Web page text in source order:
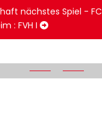
nächstes Spiel - FC
: FVH I